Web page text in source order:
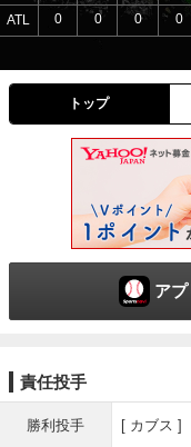
ATL
0
0 0 0
トップ
ア
責任投手
勝利投手 カブス